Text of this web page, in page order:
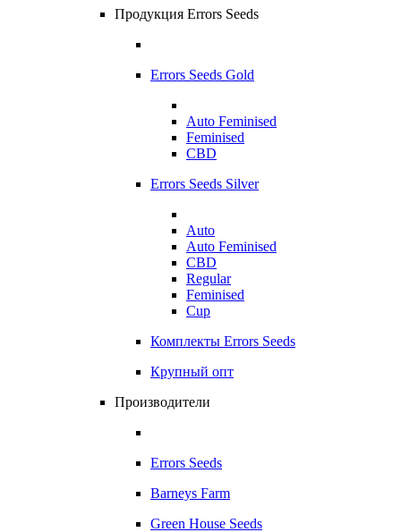
Продукция Errors Seeds
Errors Seeds Gold
Auto Feminised
Feminised
CBD
Errors Seeds Silver
Auto
Auto Feminised
CBD
Regular
Feminised
Cup
Комплекты Errors Seeds
Крупный опт
Производители
Errors Seeds
Barneys Farm
Green House Seeds